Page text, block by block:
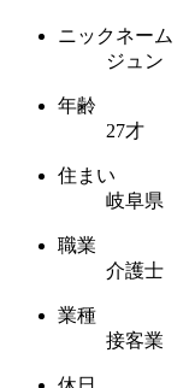
ニックネーム
ジュン
年齢
27才
住まい
岐阜県
職業
介護士
業種
接客業